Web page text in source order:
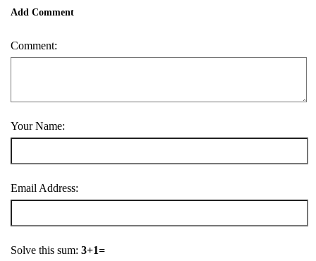
Add Comment
Comment:
Your Name:
Email Address:
Solve this sum: 3+1=